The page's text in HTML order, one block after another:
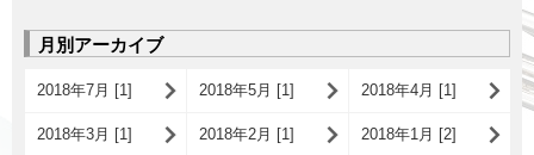
月別アーカイブ
2018年7月 [1] 2018年5月 [1] 2018年4月 [1]
2018年3月 [1] 2018年2月 [1] 2018年1月 [2]